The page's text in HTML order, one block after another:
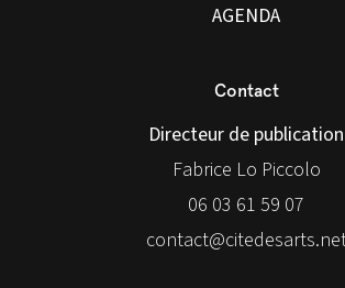
AGENDA
Contact
Directeur de publication
Fabrice Lo Piccolo
06 03 61 59 07